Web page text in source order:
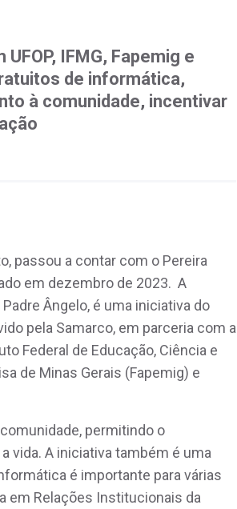
IFMG, Fapemig e
de informática,
à comunidade, incentivar
passou a contar com o Pereira
em dezembro de 2023. A
Ângelo, é uma iniciativa do
pela Samarco, em parceria com a
Federal de Educação, Ciência e
de Minas Gerais (Fapemig) e
permitindo o
vida. A iniciativa também é uma
é importante para várias
em Relações Institucionais da